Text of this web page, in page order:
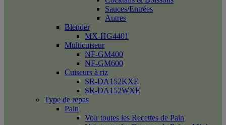
Sauces/Entrées
Autres
Blender
MX-HG4401
Multicuiseur
NF-GM400
NF-GM600
Cuiseurs à riz
SR-DA152KXE
SR-DA152WXE
Type de repas
Pain
Voir toutes les Recettes de Pain